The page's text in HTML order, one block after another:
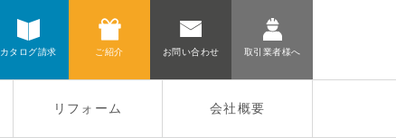
カタログ請求 ご紹介 お問い合わせ 取引業者様へ
リフォーム 会社概要